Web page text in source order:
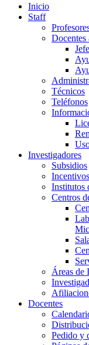
Inicio
Staff
Docentes
Técnicos
Teléfonos
Investigadores
Subsidios
Incentivos
Institutos
Centros
Áreas de
Docentes
Pedido y